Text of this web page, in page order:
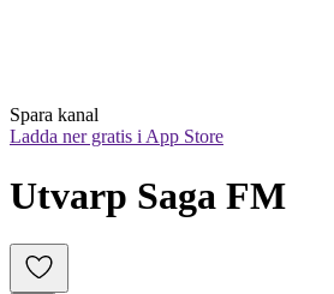
Spara kanal
Ladda ner gratis i App Store
Utvarp Saga FM